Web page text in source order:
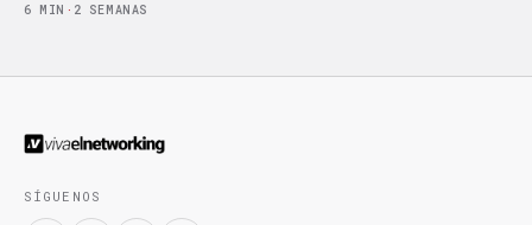
6 MIN · 2 SEMANAS
SÍGUENOS